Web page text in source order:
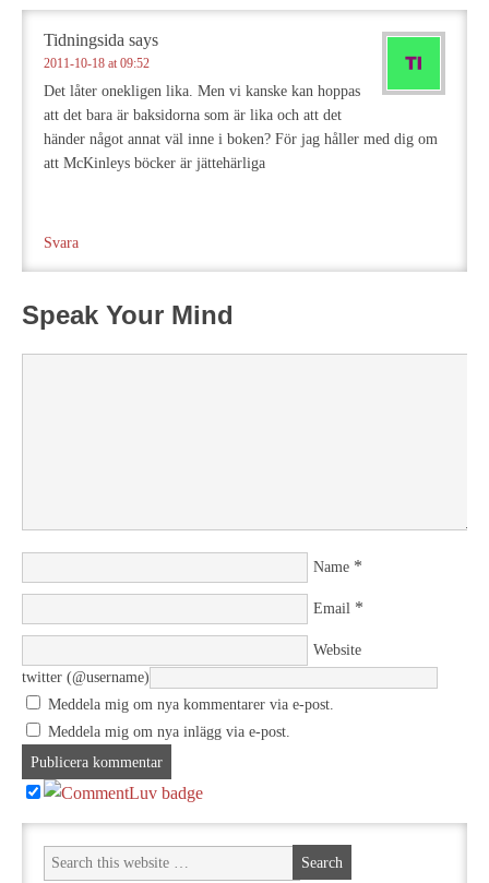
Tidningsida says
2011-10-18 at 09:52
Det låter onekligen lika. Men vi kanske kan hoppas
att det bara är baksidorna som är lika och att det
händer något annat väl inne i boken? För jag håller med dig om
att McKinleys böcker är jättehärliga
Svara
Speak Your Mind
Name *
Email *
Website
twitter (@username)
Meddela mig om nya kommentarer via e-post.
Meddela mig om nya inlägg via e-post.